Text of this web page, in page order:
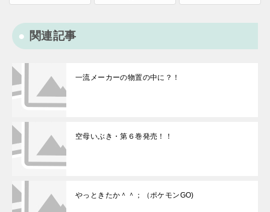
関連記事
一流メーカーの物置の中に？！
空母いぶき・第６巻発売！！
やっときたか＾＾；（ポケモンGO)